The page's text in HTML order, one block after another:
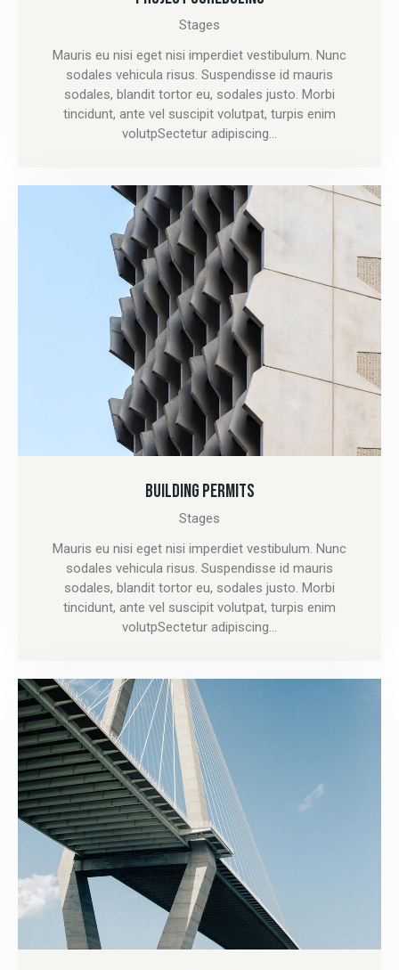
Stages
Mauris eu nisi eget nisi imperdiet vestibulum. Nunc
sodales vehicula risus. Suspendisse id mauris
sodales, blandit tortor eu, sodales justo. Morbi
tincidunt, ante vel suscipit volutpat, turpis enim
volutpSectetur adipiscing…
BUILDING PERMITS
Stages
Mauris eu nisi eget nisi imperdiet vestibulum. Nunc
sodales vehicula risus. Suspendisse id mauris
sodales, blandit tortor eu, sodales justo. Morbi
tincidunt, ante vel suscipit volutpat, turpis enim
volutpSectetur adipiscing…